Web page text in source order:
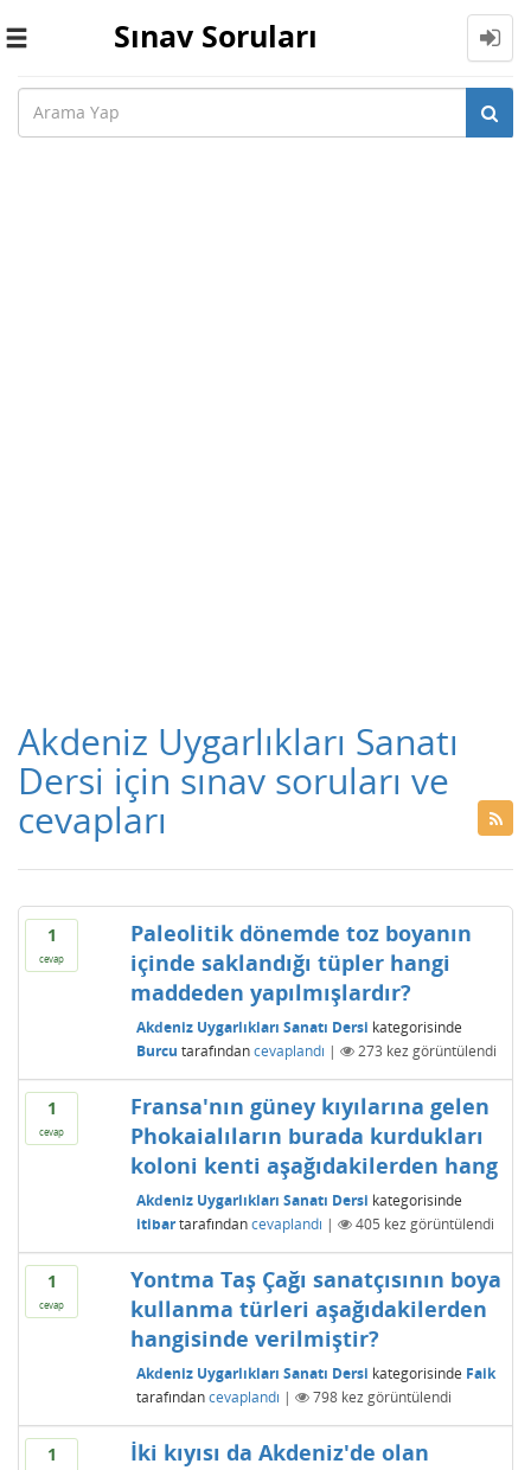
Toggle
Sınav Soruları
Akdeniz Uygarlıkları Sanatı
Dersi için sınav soruları ve
cevapları
1
cevap
Paleolitik dönemde toz boyanın
içinde saklandığı tüpler hangi
maddeden yapılmışlardır?
Akdeniz Uygarlıkları Sanatı Dersi kategorisinde
Burcu tarafından cevaplandı | 273 kez görüntülendi
1
cevap
Fransa'nın güney kıyılarına gelen
Phokaialıların burada kurdukları
koloni kenti aşağıdakilerden hang
Akdeniz Uygarlıkları Sanatı Dersi kategorisinde
itibar tarafından cevaplandı | 405 kez görüntülendi
1
cevap
Yontma Taş Çağı sanatçısının boya
kullanma türleri aşağıdakilerden
hangisinde verilmiştir?
Akdeniz Uygarlıkları Sanatı Dersi kategorisinde Faik
tarafından cevaplandı | 798kez görüntülendi
1
İki kıyısı da Akdeniz'de olan